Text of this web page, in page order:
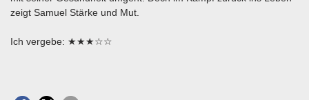
zeigt Samuel Stärke und Mut.
Ich vergebe: ★★★☆☆